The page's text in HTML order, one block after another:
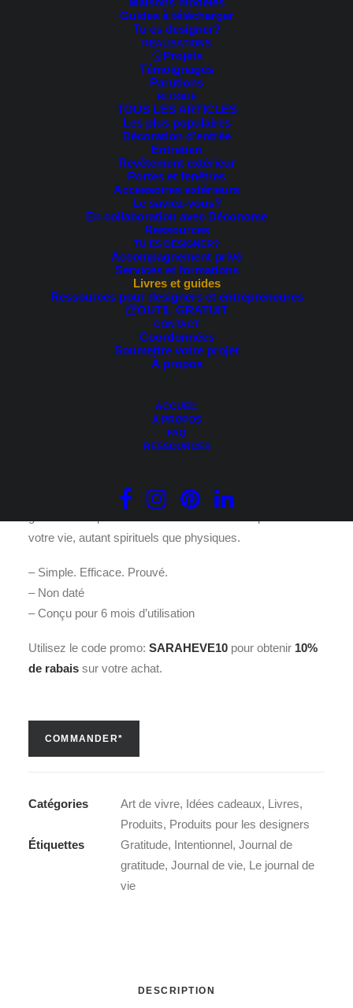
Guides à télécharger
Tu es designer?
RÉALISATIONS
Projets
Témoignages
Parutions
BLOGUE
TOUS LES ARTICLES
Les plus populaires
Décoration d’entrée
Entretien
Revêtement extérieur
Portes et fenêtres
Accessoires extérieurs
Le saviez-vous?
En collaboration avec Déconome
Ressources
TU ES DESIGNER?
Accompagnement privé
Services et formations
Livres et guides
Ressources pour designers et entrepreneures
OUTIL GRATUIT
CONTACT
Coordonnées
Soumettre votre projet
À propos
ACCUEIL
À PROPOS
FAQ
RESSOURCES
MEILLEUR VENDEUR
MEILLEUR VENDEUR
Le Journal de Vie est bien plus qu’un simple journal de
votre vie, autant spirituels que physiques.
– Simple. Efficace. Prouvé.
– Non daté
– Conçu pour 6 mois d’utilisation
Utilisez le code promo: SARAHEVE10 pour obtenir 10%
de rabais sur votre achat.
COMMANDER*
Catégories Art de vivre, Idées cadeaux, Livres,
Produits, Produits pour les designers
Étiquettes
Gratitude, Intentionnel, Journal de
gratitude, Journal de vie, Le journal de
vie
DESCRIPTION